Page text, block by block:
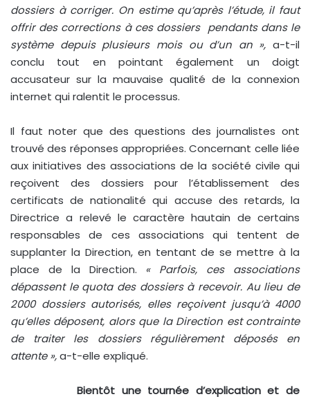
dossiers à corriger. On estime qu’après l’étude, il faut
offrir des corrections à ces dossiers pendants dans le
système depuis plusieurs mois ou d’un an », a-t-il
conclu tout en pointant également un doigt
accusateur sur la mauvaise qualité de la connexion
internet qui ralentit le processus.
Il faut noter que des questions des journalistes ont
trouvé des réponses appropriées. Concernant celle liée
aux initiatives des associations de la société civile qui
reçoivent des dossiers pour l’établissement des
certificats de nationalité qui accuse des retards, la
Directrice a relevé le caractère hautain de certains
responsables de ces associations qui tentent de
supplanter la Direction, en tentant de se mettre à la
place de la Direction. « Parfois, ces associations
dépassent le quota des dossiers à recevoir. Au lieu de
2000 dossiers autorisés, elles reçoivent jusqu’à 4000
qu’elles déposent, alors que la Direction est contrainte
de traiter les dossiers régulièrement déposés en
attente »,a-t-elle expliqué.
Bientôt une tournée d’explication et de